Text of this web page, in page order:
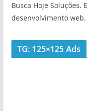
Busca Hoje
desenvolvimento web.
TG: 125×125 Ads